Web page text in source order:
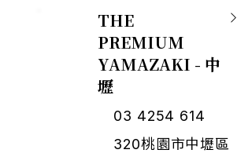
THE
PREMIUM
YAMAZAKI - 中
壢
03 4254 614
320桃園市中壢區